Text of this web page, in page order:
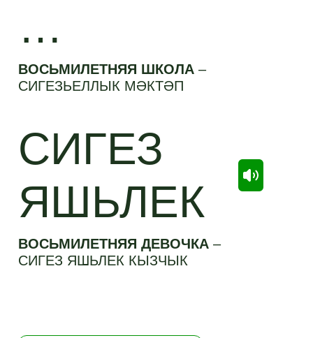
…
ВОСЬМИЛЕТНЯЯ ШКОЛА–
СИГЕЗЬЕЛЛЫК МӘКТӘП
СИГЕЗ
ЯШЬЛЕК
ВОСЬМИЛЕТНЯЯ ДЕВОЧКА–
СИГЕЗ ЯШЬЛЕК КЫЗЧЫК